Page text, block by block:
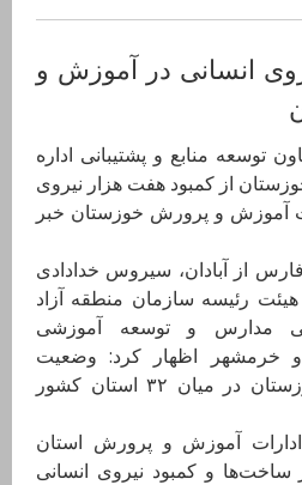
نیروی انسانی در آموزش و
توسعه منابع و پشتیبانی اداره
از کمبود هفت هزار نیروی
آموزش و پرورش خوزستان خبر
از آبادان، سیروس خدادادی
رئیسه سازمان منطقه آزاد
مدارس و توسعه آموزشی
و خرمشهر اظهار کرد: وضعیت
آموزش و پرورش خوزستان در میان ۳۲ استان کشور
آموزش و پرورش استان
ساخت‌ها و کمبود نیروی انسانی